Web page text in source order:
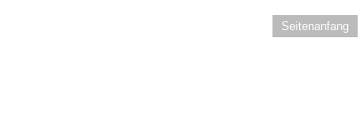
Seitenanfang